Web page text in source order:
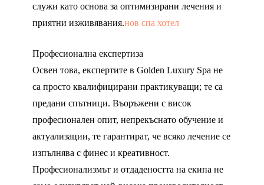
служи като основа за оптимизирани лечения и
приятни изживявания.нов спа хотел
Професионална експертиза
Освен това, експертите в Golden Luxury Spa не
са просто квалифицирани практикуващи; те са
предани спътници. Въоръжени с висок
професионален опит, непрекъснато обучение и
актуализации, те гарантират, че всяко лечение се
изпълнява с финес и креативност.
Професионализмът и отдадеността на екипа не